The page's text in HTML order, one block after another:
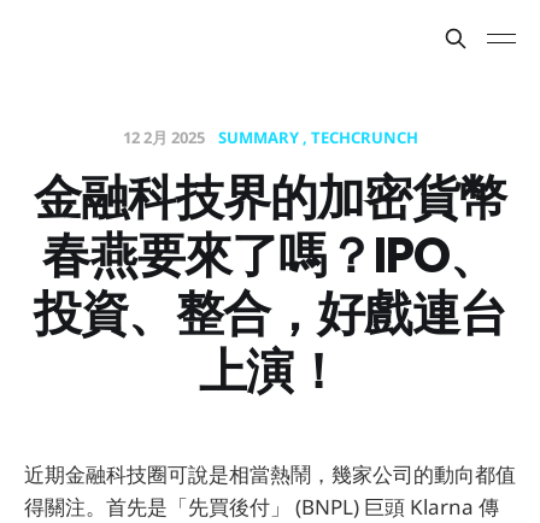
12 2月 2025 SUMMARY TECHCRUNCH
金融科技界的加密貨幣
春燕要來了嗎？IPO、
投資、整合，好戲連台
上演！
近期金融科技圈可說是相當熱鬧，幾家公司的動向都值
得關注。首先是「先買後付」 (BNPL) 巨頭 Klarna 傳